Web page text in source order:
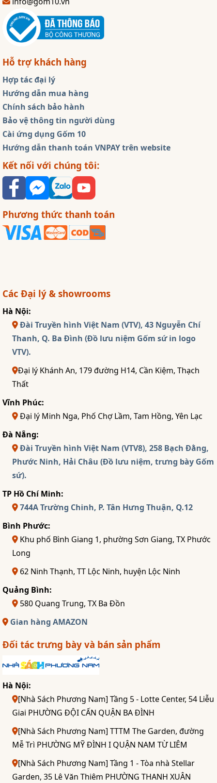
Hỗ trợ khách hàng
Hợp tác đại lý
Hướng dẫn mua hàng
Chính sách bảo hành
Bảo vệ thông tin người dùng
Cài ứng dụng Gốm 10
Hướng dẫn thanh toán VNPAY trên website
Kết nối với chúng tôi:
Phương thức thanh toán
Các Đại lý & showrooms
Hà Nội:
Đài Truyền hình Việt Nam (VTV), 43 Nguyễn Chí
Thanh, Q. Ba Đình (Đồ lưu niệm Gốm sứ in logo
VTV).
Đại lý Khánh An, 179 đường H14, Cần Kiệm, Thạch
Thất
Vĩnh Phúc:
Đại lý Minh Nga, Phố Chợ Lầm, Tam Hồng, Yên Lạc
Đà Nẵng:
Đài Truyền hình Việt Nam (VTV8), 258 Bạch Đằng,
Phước Ninh, Hải Châu (Đồ lưu niệm, trưng bày Gốm
sứ).
TP Hồ Chí Minh:
744A Trường Chinh, P. Tân Hưng Thuận, Q.12
Bình Phước:
Khu phố Bình Giang 1, phường Sơn Giang, TX Phước
Long
62 Ninh Thạnh, TT Lộc Ninh, huyện Lộc Ninh
Quảng Bình:
580 Quang Trung, TX Ba Đồn
Gian hàng AMAZON
Đối tác trưng bày và bán sản phẩm
Hà Nội:
[Nhà Sách Phương Nam] Tầng 5 - Lotte Center, 54 Liễu
Giai PHƯỜNG ĐỘI CẤN QUẬN BA ĐÌNH
[Nhà Sách Phương Nam] TTTM The Garden, đường
Mễ Trì PHƯỜNG MỸ ĐÌNH I QUẬN NAM TỪ LIÊM
[Nhà Sách Phương Nam] Tầng 1 - Tòa nhà Stellar
Garden, 35 Lê Văn Thiêm PHƯỜNG THANH XUÂN